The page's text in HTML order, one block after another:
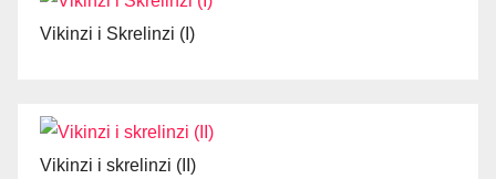
Vikinzi i Skrelinzi (I)
Vikinzi i skrelinzi (II)